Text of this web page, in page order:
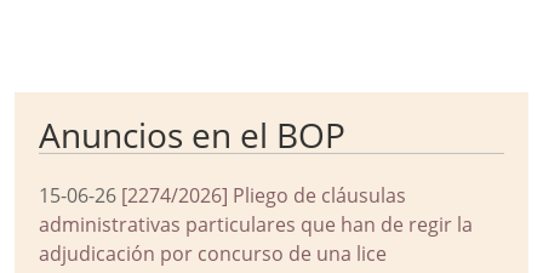
Anuncios en el BOP
15-06-26 [2274/2026] Pliego de cláusulas
administrativas particulares que han de regir la
adjudicación por concurso de una lice